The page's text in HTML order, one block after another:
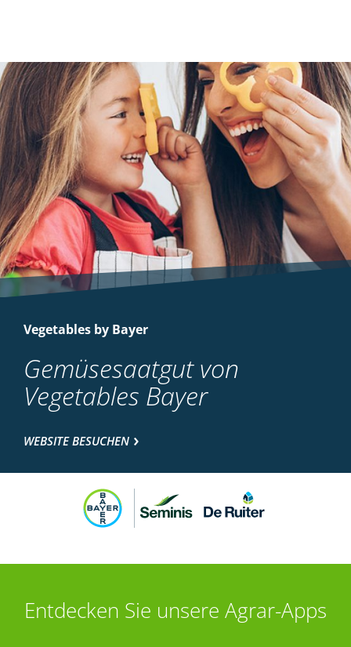
Vegetables by Bayer
Gemüsesaatgut von
Vegetables Bayer
WEBSITE BESUCHEN
Entdecken Sie unsere Agrar-Apps